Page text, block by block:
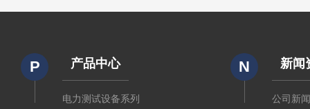
P 产品中心
电力测试设备系列
N 新闻
公司新